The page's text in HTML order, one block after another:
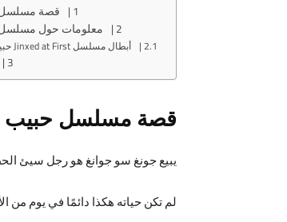
قصة
معلومات حول
أبطال مسلسل Jinxed at First حبيب النحس
قصة مسلسل
يبيع جونغ سو جوانغ هو رجل سيئ
لم تكن حياته هكذا دائمًا في يوم